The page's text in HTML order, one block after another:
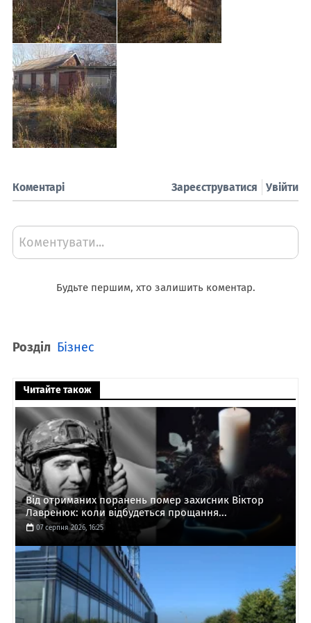
Коментарі Увійти
Зареєструватися
Коментувати...
Будьте першим, хто залишить коментар.
Розділ Бізнес
Читайте також
Від отриманих поранень помер захисник Віктор
Лавренюк: коли відбудеться прощання...
07 серпня 2026, 16:25